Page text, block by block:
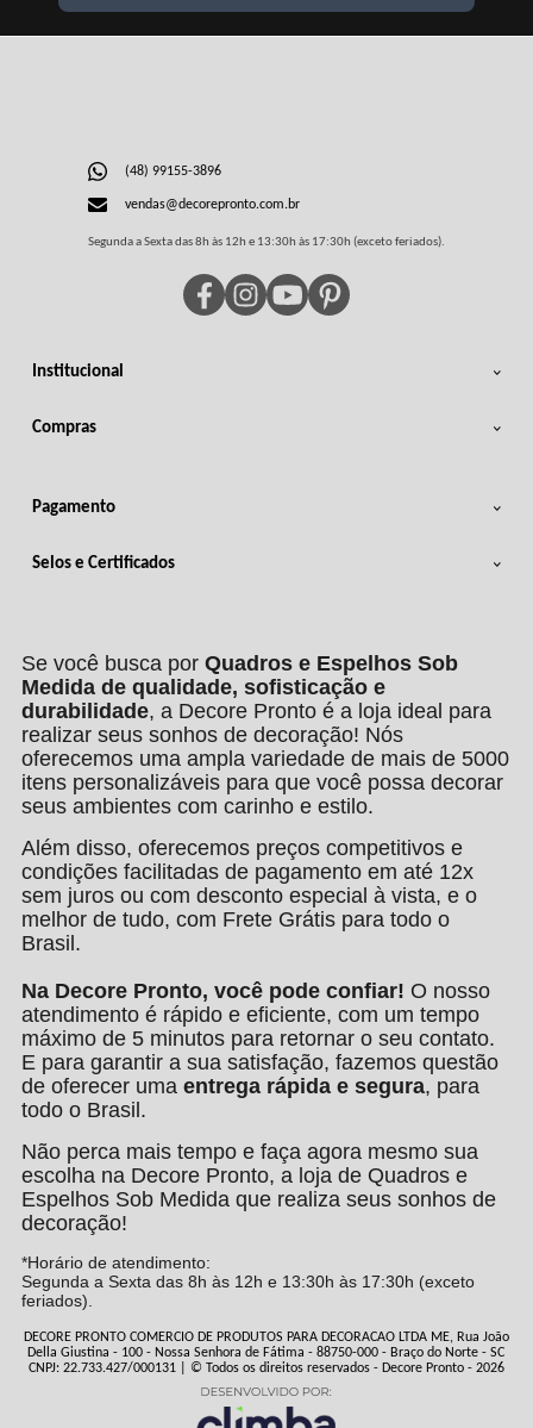
Institucional
Compras
(48) 99155-3896
vendas@decorepronto.com.br
Segunda a Sexta das 8h às 12h e 13:30h às 17:30h (exceto feriados).
Pagamento
Selos e Certificados
Se você busca por Quadros e Espelhos Sob
Medida de qualidade, sofisticação e
durabilidade, a Decore Pronto é a loja ideal para
realizar seus sonhos de decoração! Nós
oferecemos uma ampla variedade de mais de 5000
itens personalizáveis para que você possa decorar
seus ambientes com carinho e estilo.
Além disso, oferecemos preços competitivos e
condições facilitadas de pagamento em até 12x
sem juros ou com desconto especial à vista, e o
melhor de tudo, com Frete Grátis para todo o
Brasil.
Na Decore Pronto, você pode confiar! O nosso
atendimento é rápido e eficiente, com um tempo
máximo de 5 minutos para retornar o seu contato.
E para garantir a sua satisfação, fazemos questão
de oferecer uma entrega rápida e segura, para
todo o Brasil.
Não perca mais tempo e faça agora mesmo sua
escolha na Decore Pronto, a loja de Quadros e
Espelhos Sob Medida que realiza seus sonhos de
decoração!
*Horário de atendimento:
Segunda a Sexta das 8h às 12h e 13:30h às 17:30h (exceto
feriados).
DECORE PRONTO COMERCIO DE PRODUTOS PARA DECORACAO LTDA ME, Rua João
Della Giustina - 100 - Nossa Senhora de Fátima - 88750-000 - Braço do Norte - SC
CNPJ: 22.733.427/000131 | © Todos os direitos reservados - Decore Pronto - 2026